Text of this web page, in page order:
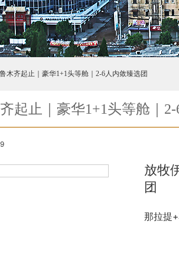
木齐起止｜豪华1+1头等舱｜2-6人内敛臻选团
起止｜豪华1+1头等舱｜
放牧
团
那拉提